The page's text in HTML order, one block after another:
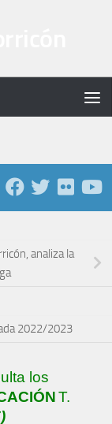
analiza la
2022/2023
los
T.